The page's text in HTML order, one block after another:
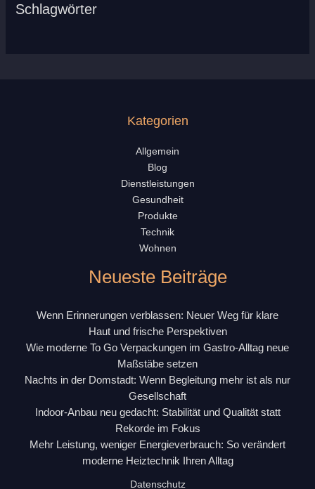
Schlagwörter
Kategorien
Allgemein
Blog
Dienstleistungen
Gesundheit
Produkte
Technik
Wohnen
Neueste Beiträge
Wenn Erinnerungen verblassen: Neuer Weg für klare
Haut und frische Perspektiven
Wie moderne To Go Verpackungen im Gastro-Alltag neue
Maßstäbe setzen
Nachts in der Domstadt: Wenn Begleitung mehr ist als nur
Gesellschaft
Indoor-Anbau neu gedacht: Stabilität und Qualität statt
Rekorde im Fokus
Mehr Leistung, weniger Energieverbrauch: So verändert
moderne Heiztechnik Ihren Alltag
Datenschutz